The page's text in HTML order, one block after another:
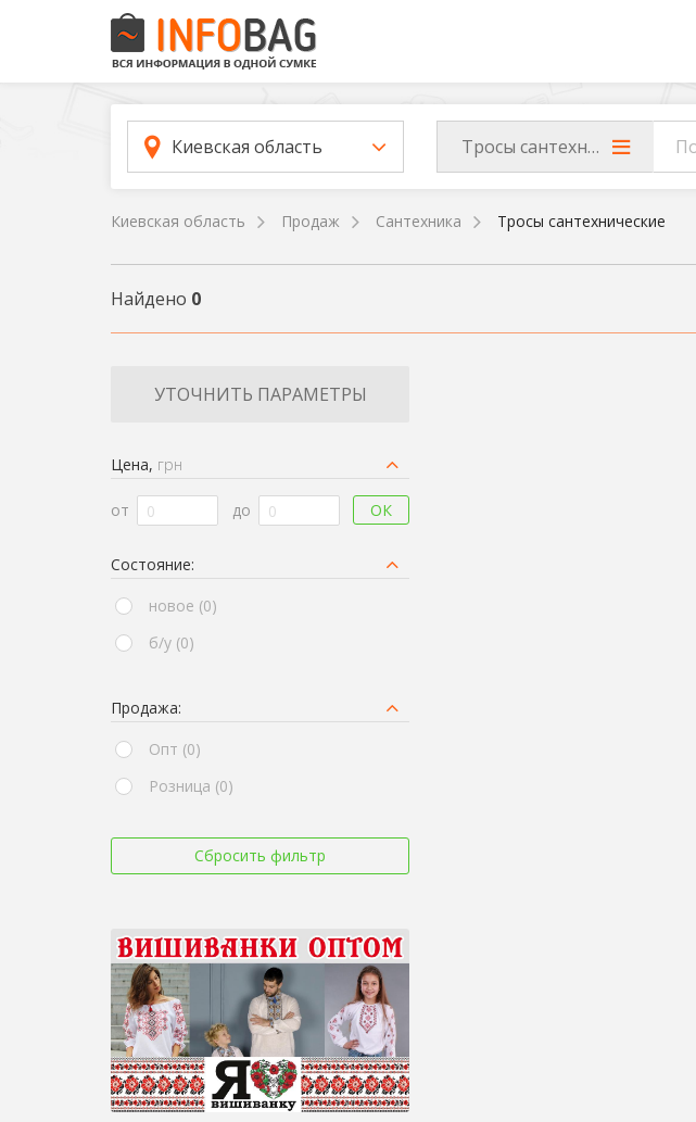
Киевская область Тросы сантехнические
Киевская область Продаж Сантехника Тросы сантехнические
Найдено 0
УТОЧНИТЬ ПАРАМЕТРЫ
Цена, грн
от до ОК
Состояние:
новое (0)
б/у (0)
Продажа:
Опт (0)
Розница (0)
Сбросить фильтр